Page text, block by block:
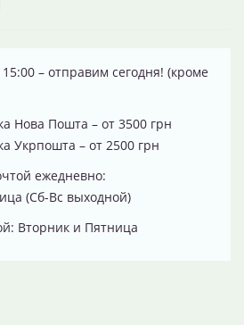
– отправим сегодня! (кроме
Нова Пошта – от 3500 грн
Укрпошта – от 2500 грн
ежедневно:
(Сб-Вс выходной)
Вторник и Пятница